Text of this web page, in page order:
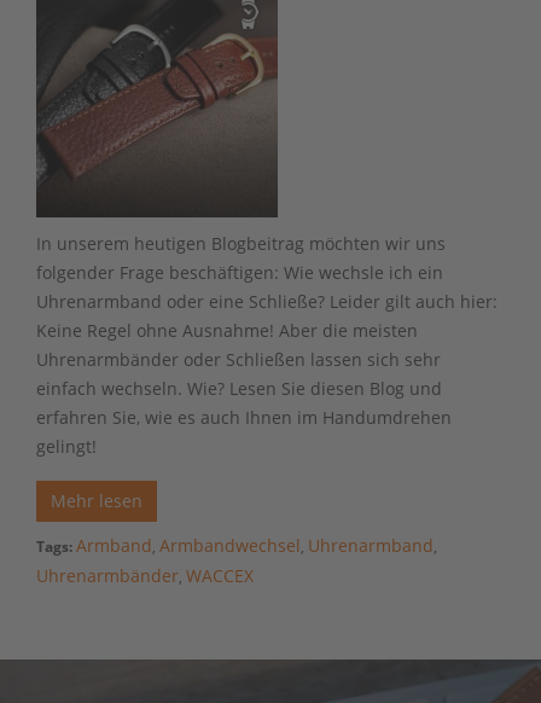
In unserem heutigen Blogbeitrag möchten wir uns
folgender Frage beschäftigen: Wie wechsle ich ein
Uhrenarmband oder eine Schließe? Leider gilt auch hier:
Keine Regel ohne Ausnahme! Aber die meisten
Uhrenarmbänder oder Schließen lassen sich sehr
einfach wechseln. Wie? Lesen Sie diesen Blog und
erfahren Sie, wie es auch Ihnen im Handumdrehen
gelingt!
Mehr lesen
Tags:Armband, Armbandwechsel, Uhrenarmband,
Uhrenarmbänder, WACCEX